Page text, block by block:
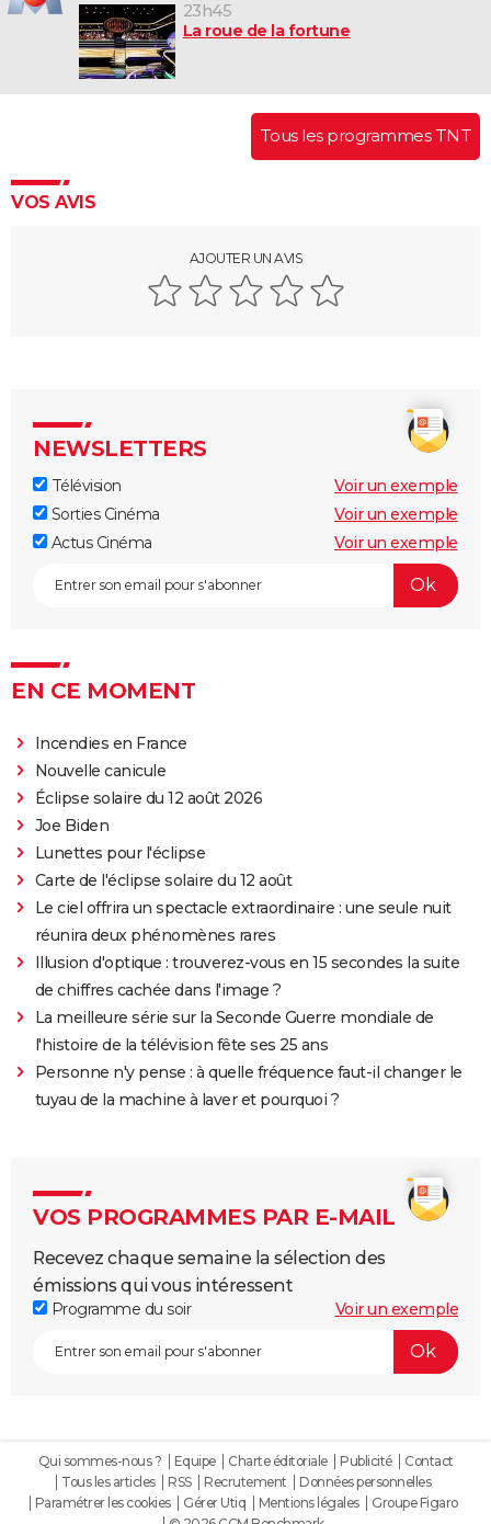
23h45
La roue de la fortune
Tous les programmes TNT
VOS AVIS
AJOUTER UN AVIS
NEWSLETTERS
Télévision
Voir un exemple
Sorties Cinéma
Voir un exemple
Actus Cinéma
Voir un exemple
EN CE MOMENT
Incendies en France
Nouvelle canicule
Éclipse solaire du 12 août 2026
Joe Biden
Lunettes pour l'éclipse
Carte de l'éclipse solaire du 12 août
Le ciel offrira un spectacle extraordinaire : une seule nuit
réunira deux phénomènes rares
Illusion d'optique : trouverez-vous en 15 secondes la suite
de chiffres cachée dans l'image ?
La meilleure série sur la Seconde Guerre mondiale de
l'histoire de la télévision fête ses 25 ans
Personne n'y pense : à quelle fréquence faut-il changer le
tuyau de la machine à laver et pourquoi ?
VOS PROGRAMMES PAR E-MAIL
Recevez chaque semaine la sélection des
émissions qui vous intéressent
Programme du soir Voir un exemple
Qui sommes-nous ? Equipe Charte éditoriale Publicité
Contact
Tous les articles
RSS Recrutement
Données personnelles
Paramétrer les cookies
Gérer Utiq Mentions légales
Groupe Figaro